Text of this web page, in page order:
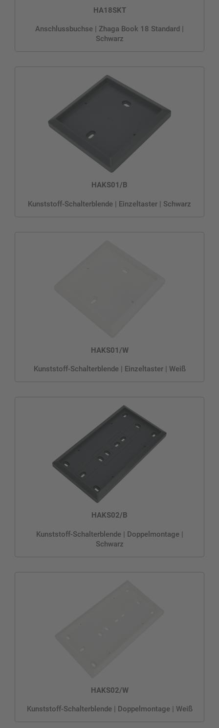
HA18SKT
Anschlussbuchse | Zhaga Book 18 Standard |
Schwarz
HAKS01/B
Kunststoff-Schalterblende | Einzeltaster | Schwarz
HAKS01/W
Kunststoff-Schalterblende | Einzeltaster | Weiß
HAKS02/B
Kunststoff-Schalterblende | Doppelmontage |
Schwarz
HAKS02/W
Kunststoff-Schalterblende | Doppelmontage | Weiß